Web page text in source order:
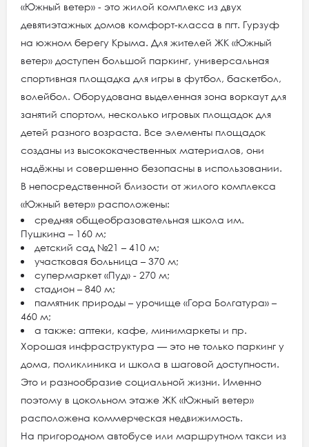
«Южный ветер» - это жилой комплекс из двух
девятиэтажных домов комфорт-класса в пгт. Гурзуф
на южном берегу Крыма. Для жителей ЖК «Южный
ветер» доступен большой паркинг, универсальная
спортивная площадка для игры в футбол, баскетбол,
волейбол. Оборудована выделенная зона воркаут для
занятий спортом, несколько игровых площадок для
детей разного возраста. Все элементы площадок
созданы из высококачественных материалов, они
надёжны и совершенно безопасны в использовании.
В непосредственной близости от жилого комплекса
«Южный ветер» расположены:
средняя общеобразовательная школа им.
Пушкина – 160 м;
детский сад №21 – 410 м;
участковая больница – 370 м;
супермаркет «Пуд» - 270 м;
стадион – 840 м;
памятник природы – урочище «Гора Болгатура» –
460 м;
а также: аптеки, кафе, минимаркеты и пр.
Хорошая инфраструктура — это не только паркинг у
дома, поликлиника и школа в шаговой доступности.
Это и разнообразие социальной жизни. Именно
поэтому в цокольном этаже ЖК «Южный ветер»
расположена коммерческая недвижимость.
На пригородном автобусе или маршрутном такси из